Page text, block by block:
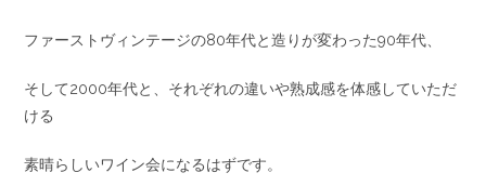
ファーストヴィンテージの80年代と造りが変わった90年代、
そして2000年代と、それぞれの違いや熟成感を体感していただ
ける
素晴らしいワイン会になるはずです。